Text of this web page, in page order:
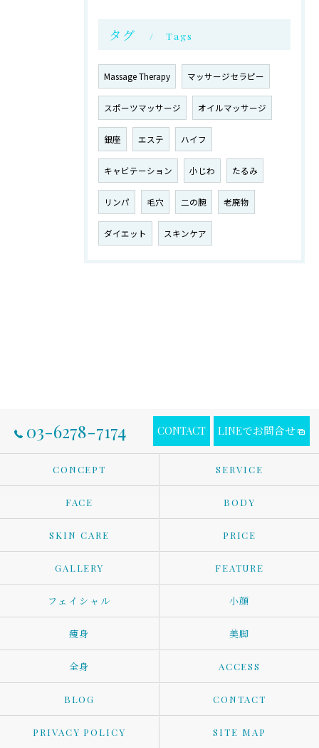
タグ Tags
Massage Therapy マッサージセラピー
スポーツマッサージ オイルマッサージ
銀座 エステ ハイフ
キャビテーション 小じわ たるみ
リンパ 毛穴 二の腕 老廃物
ダイエット スキンケア
03-6278-7174 CONTACT LINEでお問合せ
CONCEPT SERVICE
FACE BODY
SKIN CARE PRICE
GALLERY FEATURE
フェイシャル 小顔
痩身 美脚
全身 ACCESS
BLOG CONTACT
PRIVACY POLICY SITE MAP